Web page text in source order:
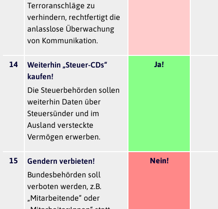
Terroranschläge zu
verhindern, rechtfertigt die
anlasslose Überwachung
von Kommunikation.
14
Weiterhin „Steuer-CDs“
kaufen!
Die Steuerbehörden sollen
weiterhin Daten über
Steuersünder und im
Ausland versteckte
Vermögen erwerben.
Ja!
15
Gendern verbieten!
Bundesbehörden soll
verboten werden, z.B.
„Mitarbeitende“ oder
Nein!